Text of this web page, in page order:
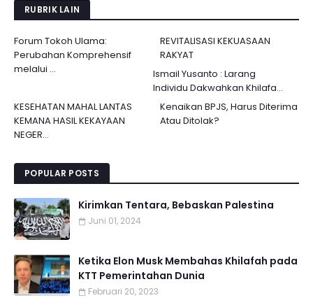
RUBRIK LAIN
Forum Tokoh Ulama:
Perubahan Komprehensif
melalui ...
REVITALISASI KEKUASAAN
RAKYAT
Ismail Yusanto : Larang
Individu Dakwahkan Khilafa...
Kenaikan BPJS, Harus Diterima
Atau Ditolak?
KESEHATAN MAHAL LANTAS
KEMANA HASIL KEKAYAAN
NEGER...
POPULAR POSTS
Kirimkan Tentara, Bebaskan Palestina
Juni 01, 2024
Ketika Elon Musk Membahas Khilafah pada
KTT Pemerintahan Dunia
Februari 20, 2023